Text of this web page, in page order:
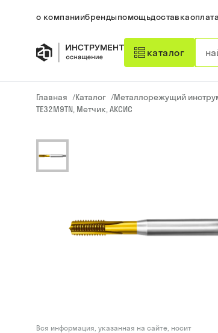
о компаниибрендыпомощьдоставкаоплата
каталог
Главная /Каталог /Металлорежущий
TE32M9TN, Метчик, АКСИС
Вся информация, указанная на сайте, носит